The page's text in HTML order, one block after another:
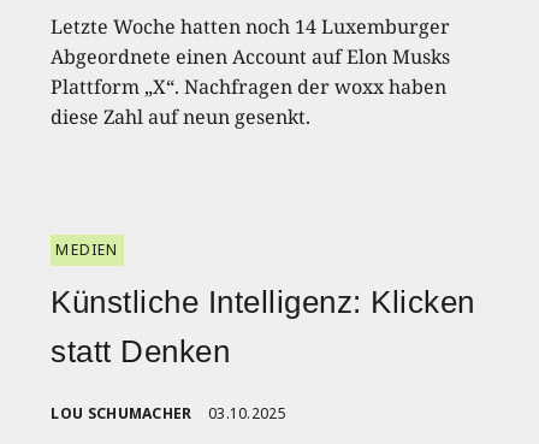
Letzte Woche hatten noch 14 Luxemburger
Abgeordnete einen Account auf Elon Musks
Plattform „X“. Nachfragen der woxx haben
diese Zahl auf neun gesenkt.
MEDIEN
Künstliche Intelligenz: Klicken
statt Denken
LOU SCHUMACHER 03.10.2025